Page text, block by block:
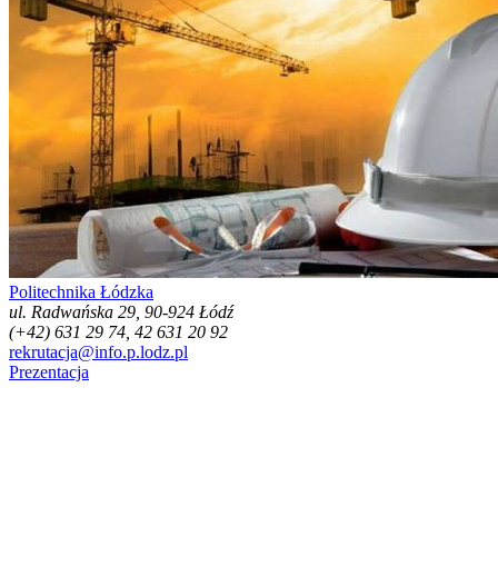
Politechnika Łódzka
ul. Radwańska 29, 90-924 Łódź
(+42) 631 29 74, 42 631 20 92
rekrutacja@info.p.lodz.pl
Prezentacja